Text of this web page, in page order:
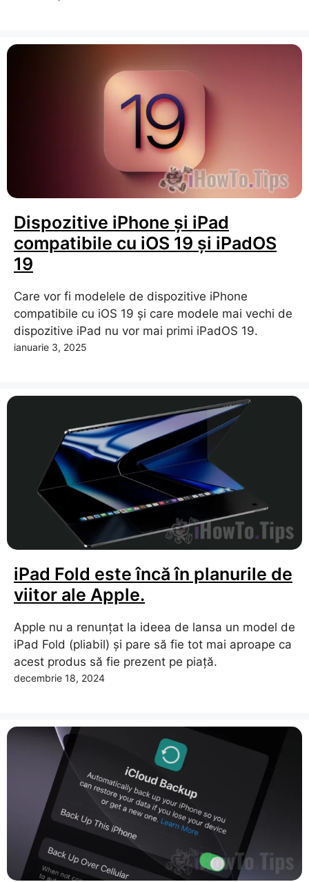
Dispozitive iPhone și iPad
compatibile cu iOS 19 și iPadOS
19
Care vor fi modelele de dispozitive iPhone
compatibile cu iOS 19 și care modele mai vechi de
dispozitive iPad nu vor mai primi iPadOS 19.
ianuarie 3, 2025
iPad Fold este încă în planurile de
viitor ale Apple.
Apple nu a renunțat la ideea de lansa un model de
iPad Fold (pliabil) și pare să fie tot mai aproape ca
acest produs să fie prezent pe piață.
decembrie 18, 2024